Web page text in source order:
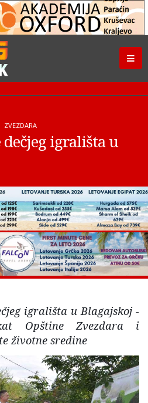
ZVEZDARA
dečjeg igrališta u
igrališta u Blagajskoj -
Opštine Zvezdara i
životne sredine